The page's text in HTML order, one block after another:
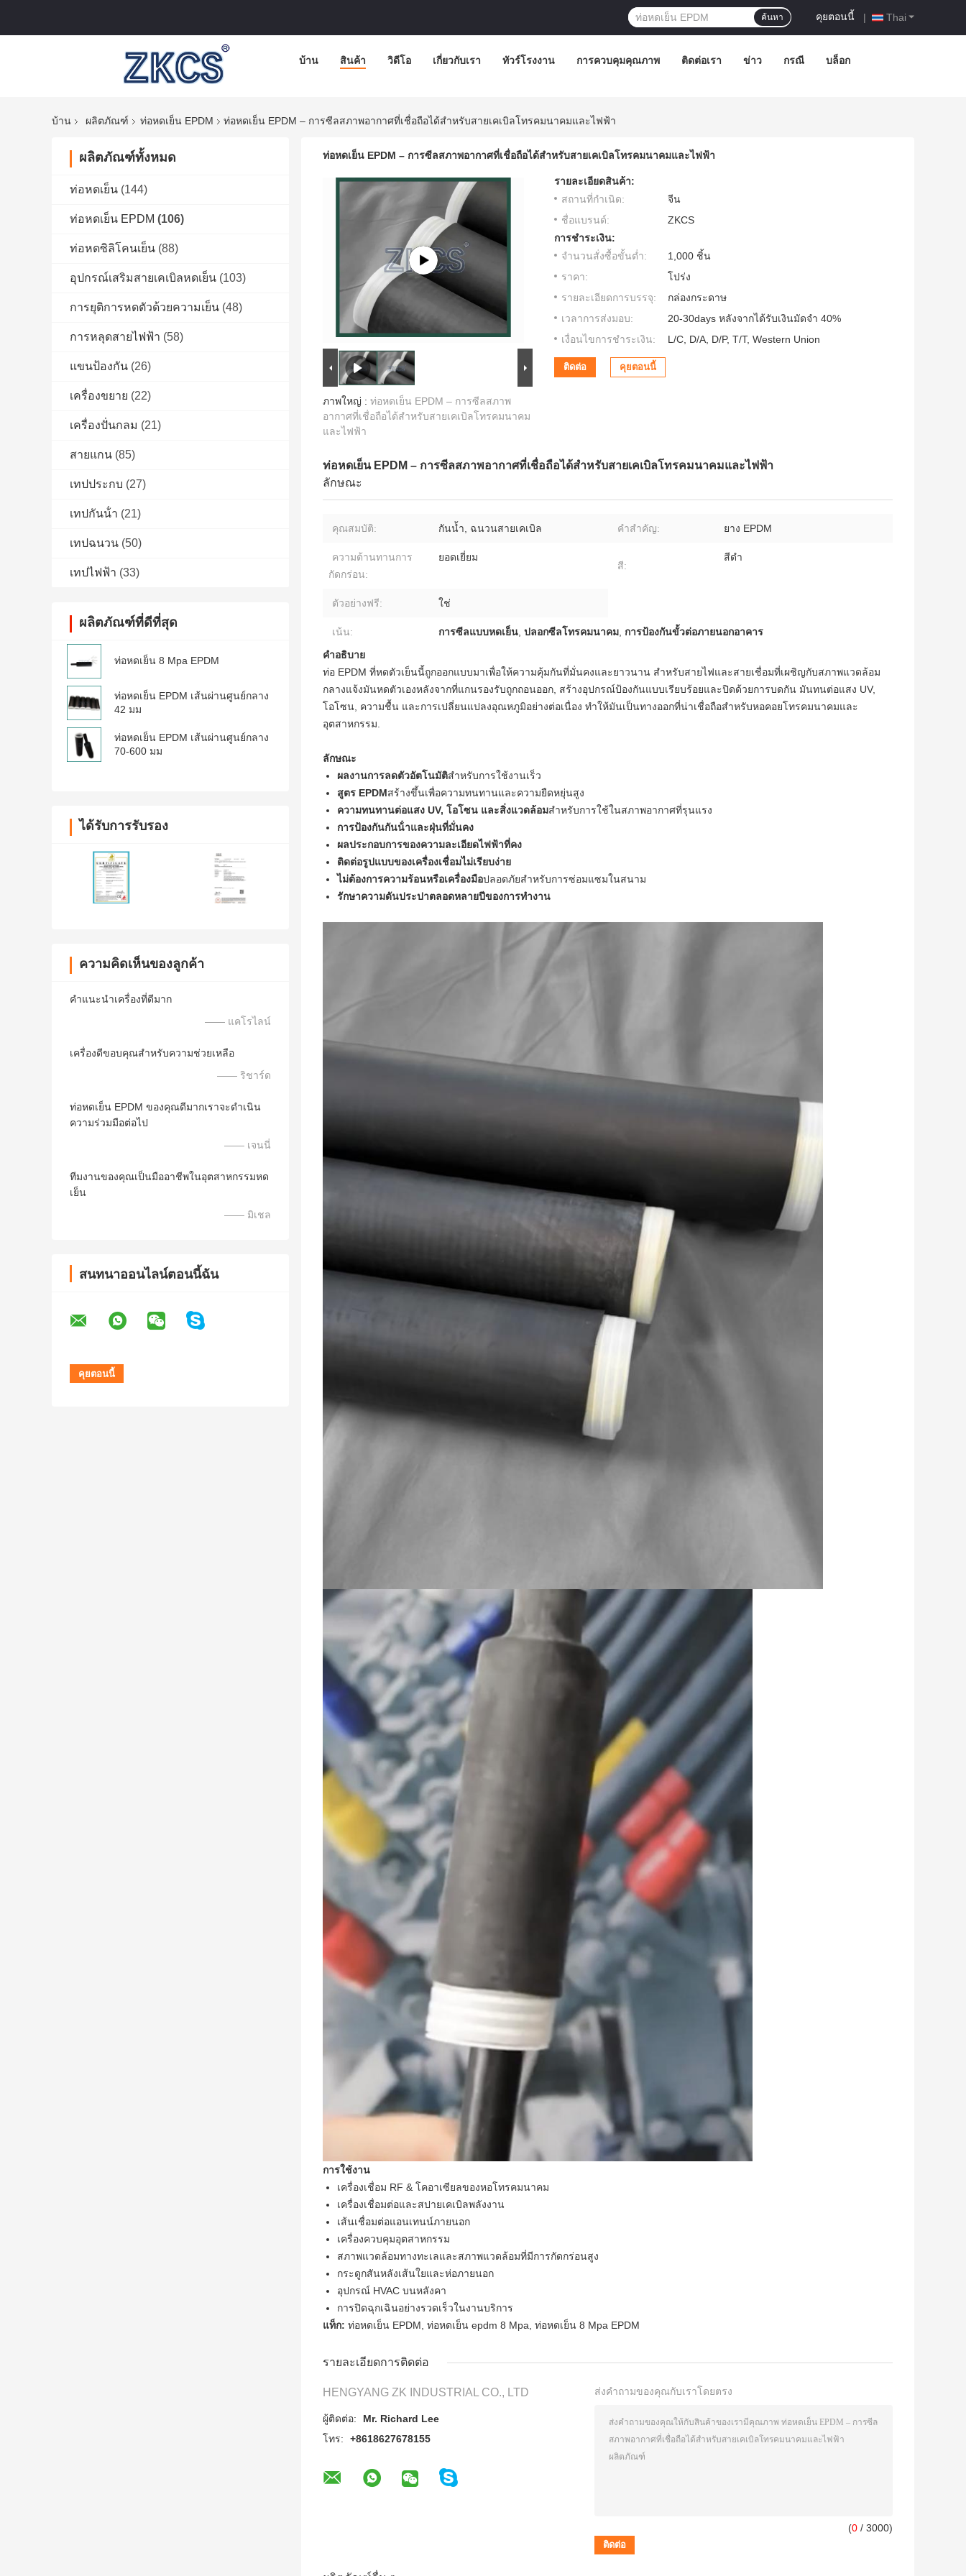
Thai
คุยตอนนี้ |
ค้นหา
บ้าน สินค้า วิดีโอ เกี่ยวกับเรา ทัวร์โรงงาน การควบคุมคุณภาพ ติดต่อเรา ข่าว กรณี บล็อก
บ้าน ผลิตภัณฑ์ ท่อหดเย็น EPDM ท่อหดเย็น EPDM – การซีลสภาพอากาศที่เชื่อถือได้สำหรับสายเคเบิลโทรคมนาคมและไฟฟ้า
ผลิตภัณฑ์ทั้งหมด
ท่อหดเย็น (144)
ท่อหดเย็น EPDM (106)
ท่อหดซิลิโคนเย็น (88)
อุปกรณ์เสริมสายเคเบิลหดเย็น (103)
การยุติการหดตัวด้วยความเย็น (48)
การหลุดสายไฟฟ้า (58)
แขนป้องกัน (26)
เครื่องขยาย (22)
เครื่องปั่นกลม (21)
สายแกน (85)
เทปประกบ (27)
เทปกันน้ํา (21)
เทปฉนวน (50)
เทปไฟฟ้า (33)
ผลิตภัณฑ์ที่ดีที่สุด
ท่อหดเย็น 8 Mpa EPDM
ท่อหดเย็น EPDM เส้นผ่านศูนย์กลาง
42 มม
ท่อหดเย็น EPDM เส้นผ่านศูนย์กลาง
70-600 มม
ได้รับการรับรอง
ความคิดเห็นของลูกค้า
คำแนะนำเครื่องที่ดีมาก
—— แคโรไลน์
เครื่องดีขอบคุณสำหรับความช่วยเหลือ
—— ริชาร์ด
ท่อหดเย็น EPDM ของคุณดีมากเราจะดำเนิน
ความร่วมมือต่อไป
—— เจนนี่
ทีมงานของคุณเป็นมืออาชีพในอุตสาหกรรมหด
เย็น
—— มิเชล
สนทนาออนไลน์ตอนนี้ฉัน
ท่อหดเย็น EPDM – การซีลสภาพอากาศที่เชื่อถือได้สำหรับสายเคเบิลโทรคมนาคมและไฟฟ้า
ภาพใหญ่ : ท่อหดเย็น EPDM – การซีลสภาพ
อากาศที่เชื่อถือได้สำหรับสายเคเบิลโทรคมนาคม
และไฟฟ้า
รายละเอียดสินค้า:
สถานที่กำเนิด:
จีน
ชื่อแบรนด์:
ZKCS
การชำระเงิน:
จำนวนสั่งซื้อขั้นต่ำ:
1,000 ชิ้น
ราคา:
โปร่ง
รายละเอียดการบรรจุ:
กล่องกระดาษ
เวลาการส่งมอบ:
20-30days หลังจากได้รับเงินมัดจำ 40%
เงื่อนไขการชำระเงิน:
L/C, D/A, D/P, T/T, Western Union
ติดต่อ คุยตอนนี้
ท่อหดเย็น EPDM – การซีลสภาพอากาศที่เชื่อถือได้สำหรับสายเคเบิลโทรคมนาคมและไฟฟ้า
ลักษณะ
คุณสมบัติ: กันน้ำ, ฉนวนสายเคเบิล คำสำคัญ: ยาง EPDM
ความต้านทานการ
กัดกร่อน:
ยอดเยี่ยม
สี:
สีดำ
ตัวอย่างฟรี: ใช่
เน้น: การซีลแบบหดเย็น, ปลอกซีลโทรคมนาคม, การป้องกันขั้วต่อภายนอกอาคาร
คําอธิบาย
ท่อ EPDM ที่หดตัวเย็นนี้ถูกออกแบบมาเพื่อให้ความคุ้มกันที่มั่นคงและยาวนาน สําหรับสายไฟและสายเชื่อมที่เผชิญกับสภาพแวดล้อม
กลางแจ้งมันหดตัวเองหลังจากที่แกนรองรับถูกถอนออก, สร้างอุปกรณ์ป้องกันแบบเรียบร้อยและปิดด้วยการบดกัน มันทนต่อแสง UV,
โอโซน, ความชื้น และการเปลี่ยนแปลงอุณหภูมิอย่างต่อเนื่อง ทําให้มันเป็นทางออกที่น่าเชื่อถือสําหรับหอคอยโทรคมนาคมและ
อุตสาหกรรม.
ลักษณะ
ผลงานการลดตัวอัตโนมัติสําหรับการใช้งานเร็ว
สูตร EPDMสร้างขึ้นเพื่อความทนทานและความยืดหยุ่นสูง
ความทนทานต่อแสง UV, โอโซน และสิ่งแวดล้อมสําหรับการใช้ในสภาพอากาศที่รุนแรง
การป้องกันกันน้ําและฝุ่นที่มั่นคง
ผลประกอบการของความละเอียดไฟฟ้าที่คง
ติดต่อรูปแบบของเครื่องเชื่อมไม่เรียบง่าย
ไม่ต้องการความร้อนหรือเครื่องมือปลอดภัยสําหรับการซ่อมแซมในสนาม
รักษาความดันประปาตลอดหลายปีของการทํางาน
การใช้งาน
เครื่องเชื่อม RF & โคอาเซียลของหอโทรคมนาคม
เครื่องเชื่อมต่อและสปายเคเบิลพลังงาน
เส้นเชื่อมต่อแอนเทนน์ภายนอก
เครื่องควบคุมอุตสาหกรรม
สภาพแวดล้อมทางทะเลและสภาพแวดล้อมที่มีการกัดกร่อนสูง
กระดูกสันหลังเส้นใยและห่อภายนอก
อุปกรณ์ HVAC บนหลังคา
การปิดฉุกเฉินอย่างรวดเร็วในงานบริการ
แท็ก: ท่อหดเย็น EPDM, ท่อหดเย็น epdm 8 Mpa, ท่อหดเย็น 8 Mpa EPDM
รายละเอียดการติดต่อ
HENGYANG ZK INDUSTRIAL CO., LTD
ผู้ติดต่อ:
Mr. Richard Lee
โทร:
+8618627678155
ส่งคำถามของคุณกับเราโดยตรง
(0 / 3000)